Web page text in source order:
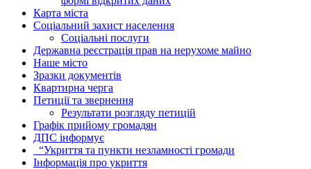
Карта міста
Соціальний захист населення
Соціальні послуги
Державна реєстрація прав на нерухоме майно
Наше місто
Зразки документів
Квартирна черга
Петиції та звернення
Результати розгляду петицій
Графік прийому громадян
ДПС інформує
“Укриття та пункти незламності громади
Інформація про укриття